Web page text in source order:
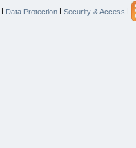
| Data Protection | Security & Access |